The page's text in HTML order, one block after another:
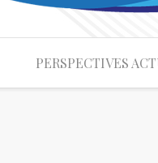
PERSPECTIVES